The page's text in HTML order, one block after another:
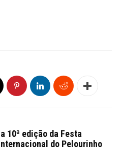
10ª edição da Festa
do Pelourinho